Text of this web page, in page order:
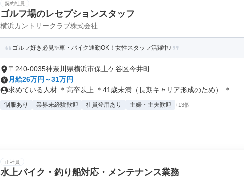
契約社員
ゴルフ場のレセプションスタッフ
横浜カントリークラブ株式会社
ゴルフ好き必見✨車・バイク通勤OK！女性スタッフ活躍中♪
〒240-0035神奈川県横浜市保土ケ谷区今井町
月給26万円～31万円
求めている人材 ＊高卒以上 ＊41歳未満（長期キャリア形成のため） ＊...
制服あり 業界未経験歓迎 社員登用あり 主婦・主夫歓迎 +13個
正社員
水上バイク・釣り船対応・メンテナンス業務